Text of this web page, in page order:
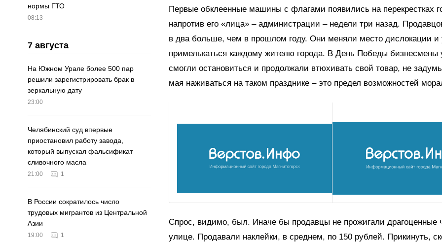
нормы ГТО
08:13
7 августа
На Южном Урале более 500 пар
решили зарегистрировать брак в
зеркальную дату
23:00
Челябинский суд впервые
приостановил работу завода,
который выпускал фальсификат
сливочного масла
21:00 1
В России сократилось число
трудовых мигрантов из Центральной
Азии
19:00 1
Первые обклеенные машины с флагами появились на перекрестках
напротив его «лица» – администрации – недели три назад.
в два больше, чем в прошлом году. Они меняли место дислокации и
примелькаться каждому жителю города. В День Победы бизнесмены
смогли остановиться и продолжали втюхивать свой товар, не
мая наживаться на таком празднике – это предел возможностей
Спрос, видимо, был. Иначе бы продавцы не прожигали драгоценные
улице. Продавали наклейки, в среднем, по 150 рублей. Прикинуть,